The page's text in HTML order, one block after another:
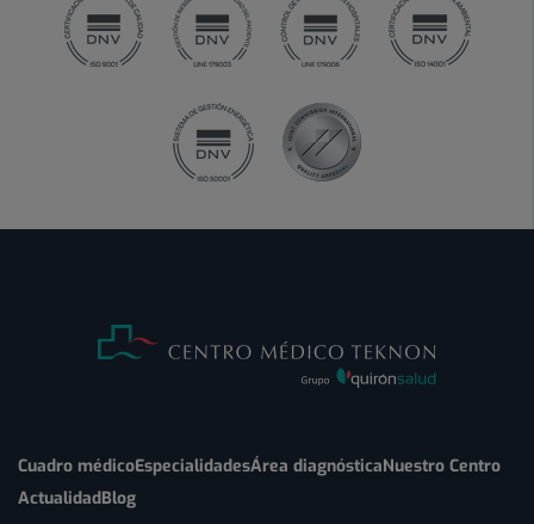
Cuadro médicoEspecialidadesÁrea diagnósticaNuestro Centro
ActualidadBlog